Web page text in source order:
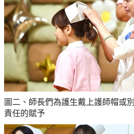
圖二、師長們為護生戴上護師帽或
責任的賦予